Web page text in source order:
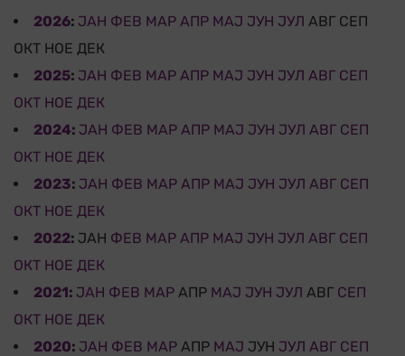
2026: ЈАН ФЕВ МАР АПР МАЈ ЈУН ЈУЛ АВГ СЕП
ОКТ НОЕ ДЕК
2025: ЈАН ФЕВ МАР АПР МАЈ ЈУН ЈУЛ АВГ СЕП
ОКТ НОЕ ДЕК
2024: ЈАН ФЕВ МАР АПР МАЈ ЈУН ЈУЛ АВГ СЕП
ОКТ НОЕ ДЕК
2023: ЈАН ФЕВ МАР АПР МАЈ ЈУН ЈУЛ АВГ СЕП
ОКТ НОЕ ДЕК
2022: ЈАН ФЕВ МАР АПР МАЈ ЈУН ЈУЛ АВГ СЕП
ОКТ НОЕ ДЕК
2021: ЈАН ФЕВ МАР АПР МАЈ ЈУН ЈУЛ АВГ СЕП
ОКТ НОЕ ДЕК
2020: ЈАН ФЕВ МАР АПР МАЈ ЈУН ЈУЛ АВГ СЕП